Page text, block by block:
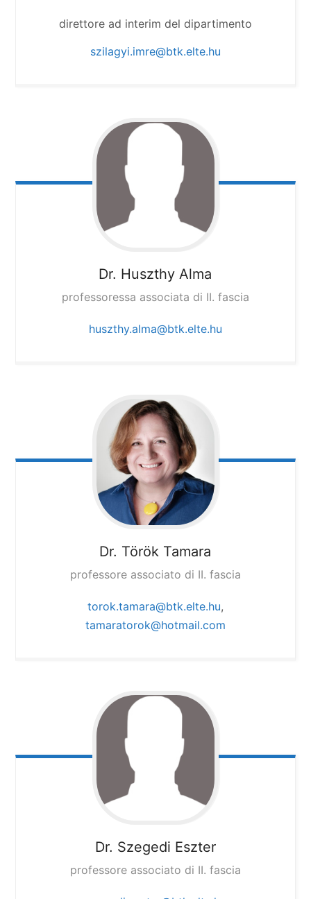
direttore ad interim del dipartimento
szilagyi.imre@btk.elte.hu
Dr. Huszthy Alma
professoressa associata di II. fascia
huszthy.alma@btk.elte.hu
Dr. Török Tamara
professore associato di II. fascia
torok.tamara@btk.elte.hu,
tamaratorok@hotmail.com
Dr. Szegedi Eszter
professore associato di II. fascia